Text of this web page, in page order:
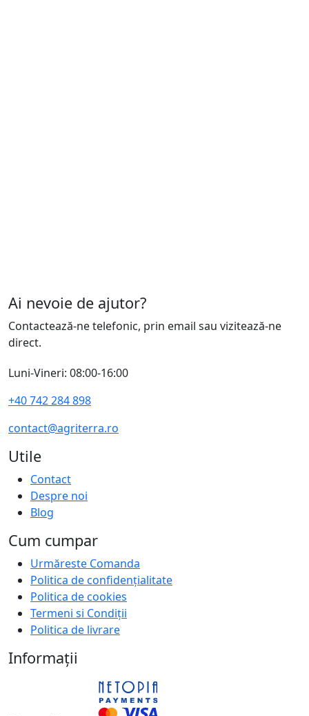
Ai nevoie de ajutor?
Contactează-ne telefonic, prin email sau vizitează-ne
direct.
Luni-Vineri: 08:00-16:00
+40 742 284 898
contact@agriterra.ro
Utile
Contact
Despre noi
Blog
Cum cumpar
Urmăreste Comanda
Politica de confidențialitate
Politica de cookies
Termeni si Condiții
Politica de livrare
Informații